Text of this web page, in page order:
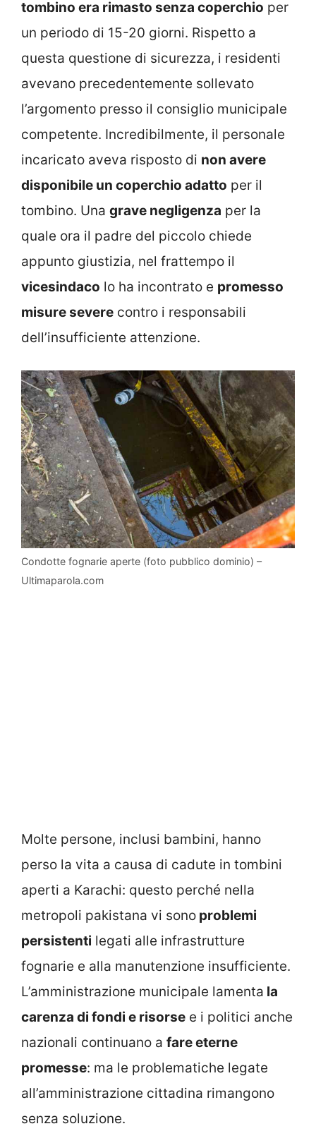
tombino era rimasto senza coperchio per
un periodo di 15-20 giorni. Rispetto a
questa questione di sicurezza, i residenti
avevano precedentemente sollevato
l’argomento presso il consiglio municipale
competente. Incredibilmente, il personale
incaricato aveva risposto di non avere
disponibile un coperchio adatto per il
tombino. Una grave negligenza per la
quale ora il padre del piccolo chiede
appunto giustizia, nel frattempo il
vicesindaco lo ha incontrato e promesso
misure severe contro i responsabili
dell’insufficiente attenzione.
Condotte fognarie aperte (foto pubblico dominio) –
Ultimaparola.com
Molte persone, inclusi bambini, hanno
perso la vita a causa di cadute in tombini
aperti a Karachi: questo perché nella
metropoli pakistana vi sono problemi
persistenti legati alle infrastrutture
fognarie e alla manutenzione insufficiente.
L’amministrazione municipale lamenta la
carenza di fondi e risorse e i politici anche
nazionali continuano a fare eterne
promesse: ma le problematiche legate
all’amministrazione cittadina rimangono
senza soluzione.